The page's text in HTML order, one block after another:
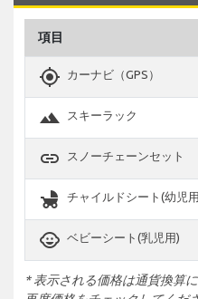
項目
gps_fixed カーナビ（GPS）
terrain スキーラック
link スノーチェーンセット
child_friendly チャイルドシート(幼児
child_care ベビーシート(乳児用)
* 表示される価格は通貨換算